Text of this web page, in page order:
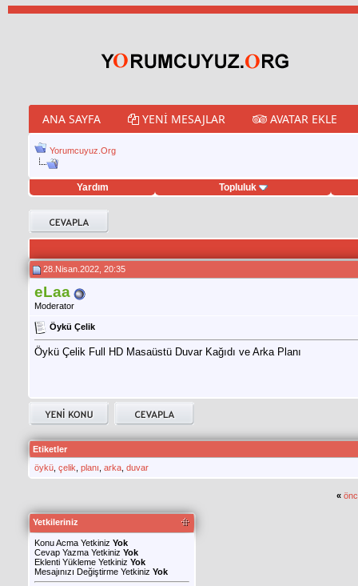
ANA SAYFA YENI MESAJLAR AVATAR EKLE
Yorumcuyuz.Org
Yardım Topluluk
porno izle twitter retweet hilesi
28.Nisan.2022, 20:35
eLaa
Moderator
Öykü Çelik
Öykü Çelik Full HD Masaüstü Duvar Kağıdı ve Arka Planı
Etiketler
öykü çelik planı arka duvar
«
Yetkileriniz
Konu Acma Yetkiniz Yok
Cevap Yazma Yetkiniz Yok
Eklenti Yükleme Yetkiniz Yok
Mesajınızı Değiştirme Yetkiniz Yok